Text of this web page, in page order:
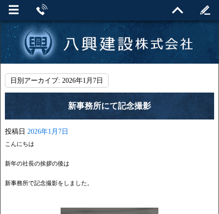
日別アーカイブ: 2026年1月7日
新事務所にて記念撮影
投稿日 2026年1月7日
こんにちは
新年の社長の挨拶の後は
新事務所で記念撮影をしました。